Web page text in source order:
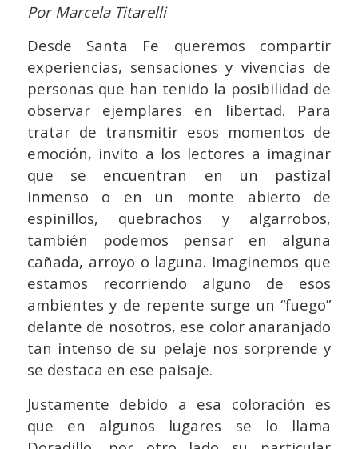
Por Marcela Titarelli
Desde Santa Fe queremos compartir
experiencias, sensaciones y vivencias de
personas que han tenido la posibilidad de
observar ejemplares en libertad. Para
tratar de transmitir esos momentos de
emoción, invito a los lectores a imaginar
que se encuentran en un pastizal
inmenso o en un monte abierto de
espinillos, quebrachos y algarrobos,
también podemos pensar en alguna
cañada, arroyo o laguna. Imaginemos que
estamos recorriendo alguno de esos
ambientes y de repente surge un “fuego”
delante de nosotros, ese color anaranjado
tan intenso de su pelaje nos sorprende y
se destaca en ese paisaje.
Justamente debido a esa coloración es
que en algunos lugares se lo llama